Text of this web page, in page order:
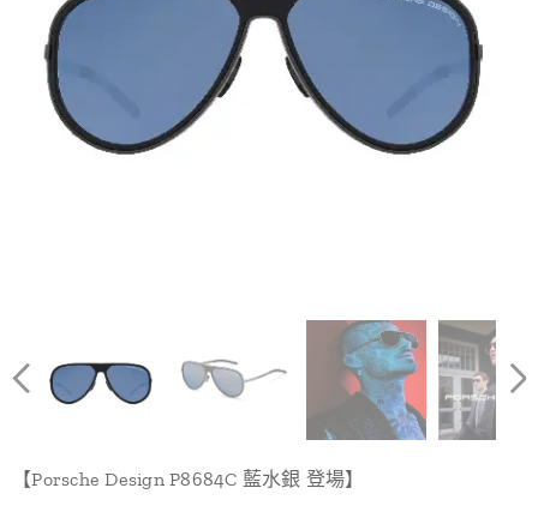
【Porsche Design P8684C 藍水銀 登場】